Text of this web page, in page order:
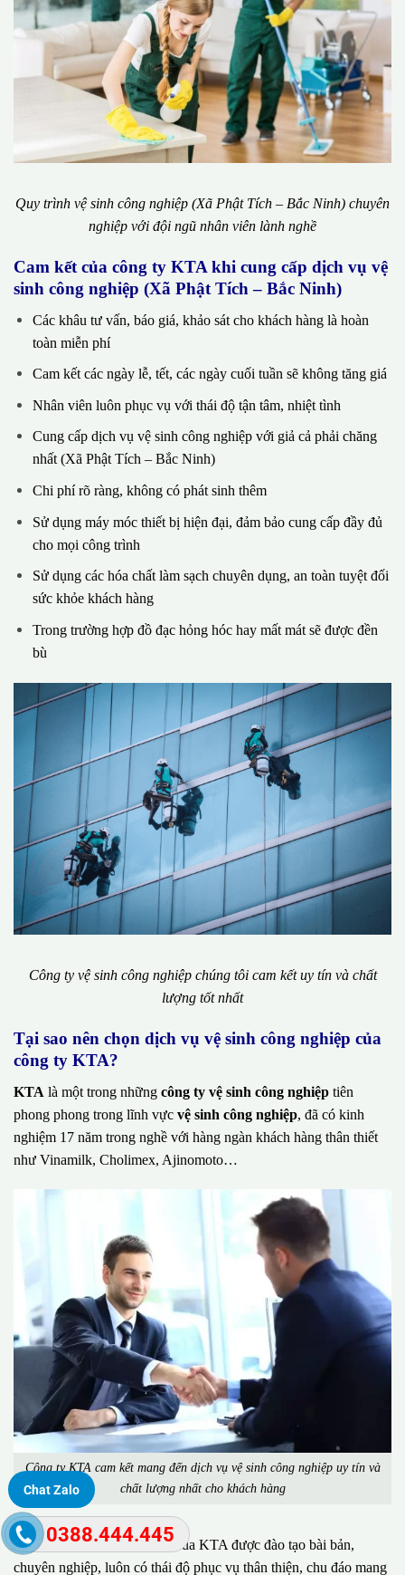
Quy trình vệ sinh công nghiệp (Xã Phật Tích – Bắc Ninh) chuyên
nghiệp với đội ngũ nhân viên lành nghề
Cam kết của công ty KTA khi cung cấp dịch vụ vệ
sinh công nghiệp (Xã Phật Tích – Bắc Ninh)
Các khâu tư vấn, báo giá, khảo sát cho khách hàng là hoàn
toàn miễn phí
Cam kết các ngày lễ, tết, các ngày cuối tuần sẽ không tăng giá
Nhân viên luôn phục vụ với thái độ tận tâm, nhiệt tình
Cung cấp dịch vụ vệ sinh công nghiệp với giả cả phải chăng
nhất (Xã Phật Tích – Bắc Ninh)
Chi phí rõ ràng, không có phát sinh thêm
Sử dụng máy móc thiết bị hiện đại, đảm bảo cung cấp đầy đủ
cho mọi công trình
Sử dụng các hóa chất làm sạch chuyên dụng, an toàn tuyệt đối
sức khỏe khách hàng
Trong trường hợp đồ đạc hỏng hóc hay mất mát sẽ được đền
bù
Công ty vệ sinh công nghiệp chúng tôi cam kết uy tín và chất
lượng tốt nhất
Tại sao nên chọn dịch vụ vệ sinh công nghiệp của
công ty KTA?
KTA là một trong những công ty vệ sinh công nghiệp tiên
phong phong trong lĩnh vực vệ sinh công nghiệp, đã có kinh
nghiệm 17 năm trong nghề với hàng ngàn khách hàng thân thiết
như Vinamilk, Cholimex, Ajinomoto…
Công ty KTA cam kết mang đến dịch vụ vệ sinh công nghiệp uy tín và
chất lượng nhất cho khách hàng
Đặc biệt, đội ngũ nhân viên của KTA được đào tạo bài bản,
chuyên nghiệp, luôn có thái độ phục vụ thân thiện, chu đáo mang
Chat Zalo
0388.444.445